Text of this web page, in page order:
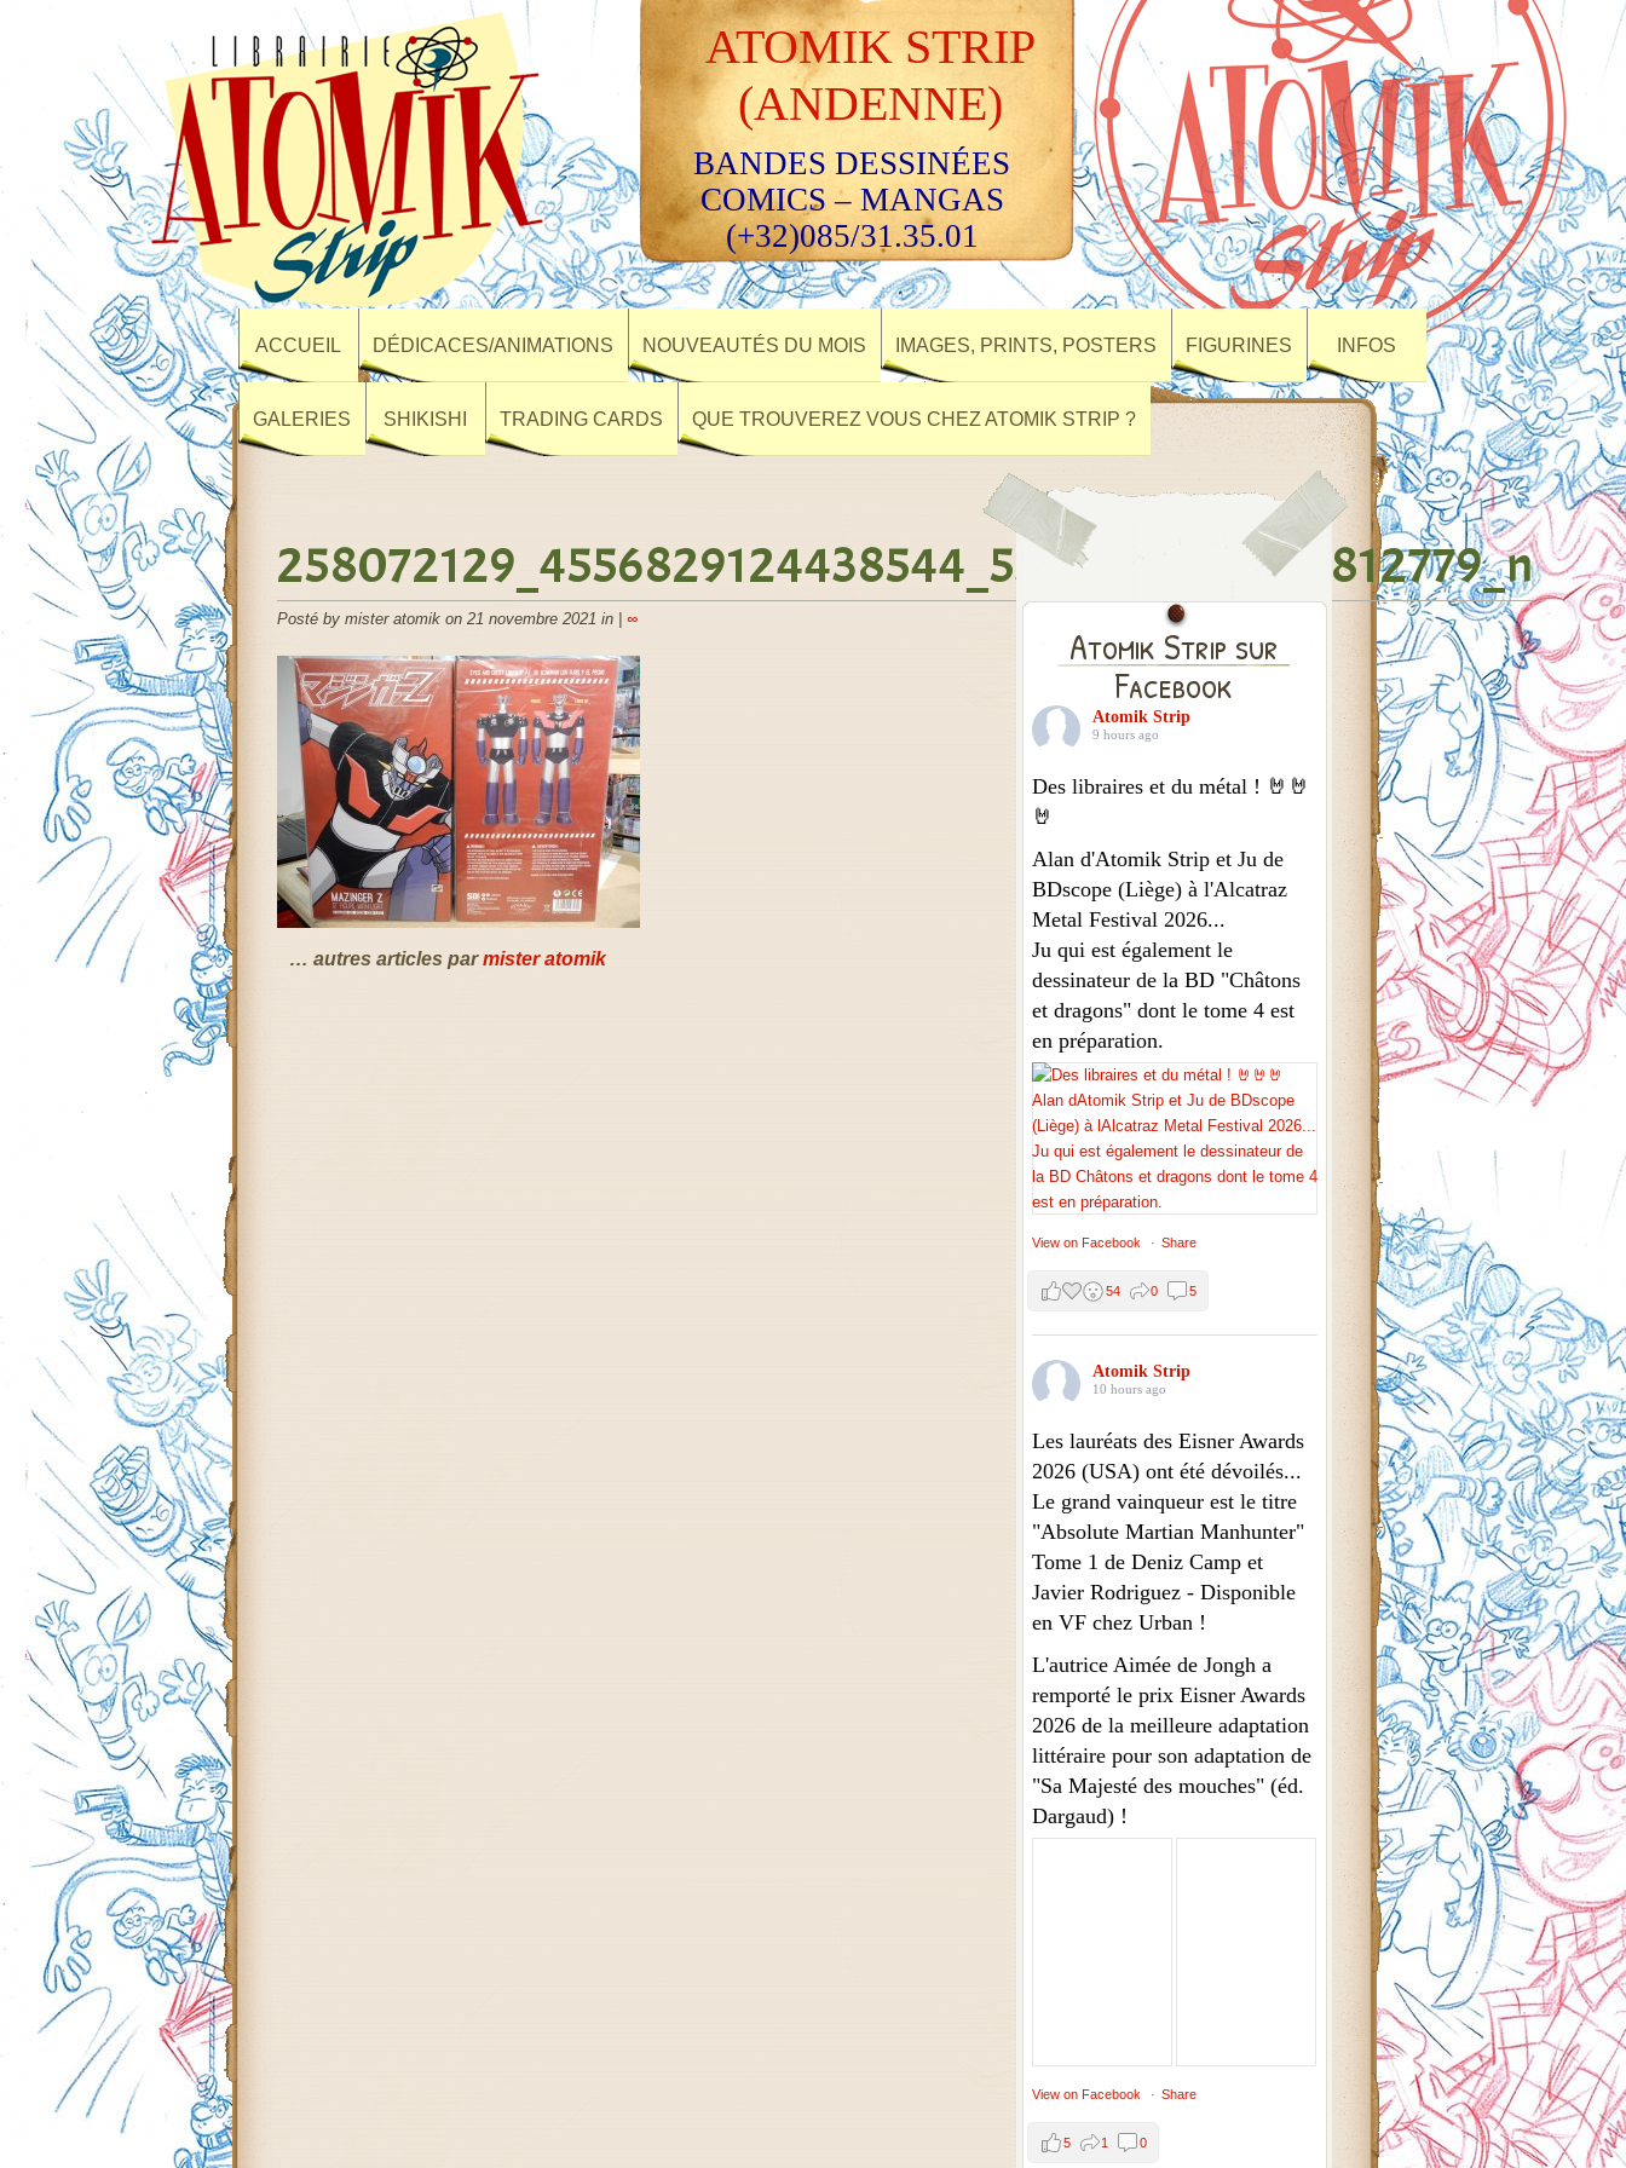
ATOMIK STRIP
(ANDENNE)
BANDES DESSINÉES
COMICS – MANGAS
(+32)085/31.35.01
ACCUEIL DÉDICACES/ANIMATIONS NOUVEAUTÉS DU MOIS IMAGES, PRINTS, POSTERS FIGURINES INFOS
GALERIES SHIKISHI TRADING CARDS QUE TROUVEREZ VOUS CHEZ ATOMIK STRIP ?
258072129_4556829124438544_5328781607256812779_n
Posté by mister atomik on 21 novembre 2021 in | ∞
… autres articles parmister atomik
Atomik Strip sur
Facebook
Atomik Strip
9 hours ago
Des libraires et du métal ! 🤘🤘
🤘
Alan d'Atomik Strip et Ju de
BDscope (Liège) à l'Alcatraz
Metal Festival 2026...
Ju qui est également le
dessinateur de la BD "Châtons
et dragons" dont le tome 4 est
en préparation.
View on Facebook · Share
54 0 5
Atomik Strip
10 hours ago
Les lauréats des Eisner Awards
2026 (USA) ont été dévoilés...
Le grand vainqueur est le titre
"Absolute Martian Manhunter"
Tome 1 de Deniz Camp et
Javier Rodriguez - Disponible
en VF chez Urban !
L'autrice Aimée de Jongh a
remporté le prix Eisner Awards
2026 de la meilleure adaptation
littéraire pour son adaptation de
"Sa Majesté des mouches" (éd.
Dargaud) !
View on Facebook · Share
5 1 0